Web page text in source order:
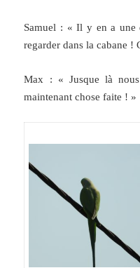
Samuel : « Il y en a une
regarder dans la cabane !
Max : « Jusque là
maintenant chose faite ! »